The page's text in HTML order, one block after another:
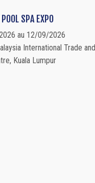
SPA EXPO
au 12/09/2026
International Trade and
Kuala Lumpur